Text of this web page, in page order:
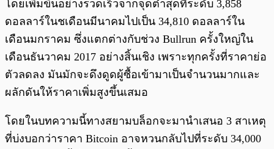
โดยเพิ่มขึ้นอย่างรวดเร็วจากจุดต่ำสุดที่ระดับ 3,858
ดอลลาร์ในชเดือนมีนาคมไปเป็น 34,810 ดอลลาร์ใน
เดือนมกราคม ซึ่งแตกต่างกับช่วง Bullrun ครั้งใหญ่ใน
เดือนธันวาคม 2017 อย่างสิ้นเชิง เพราะทุกครั้งที่ราคาย่อ
ตัวลดลง มันมักจะดึงดูดผู้ซื้อเข้ามาเป็นจำนวนมากและ
ผลักดันให้ราคาเพิ่มสูงขึ้นเสมอ
โดยในบทความนี้ทางสยามบล็อกจะมานำเสนอ 3 สาเหตุ
ที่บ่งบอกว่าราคา Bitcoin อาจหวนกลับไปที่ระดับ 34,000